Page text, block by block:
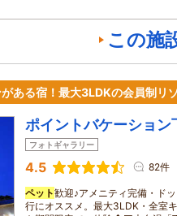
この施
ある宿！最大3LDKの会員制リ
ポイントバケーション
フォトギャラリー
4.5 82件
ペット歓迎♪アメニティ完備・ド
行にオススメ。最大3LDK・全室